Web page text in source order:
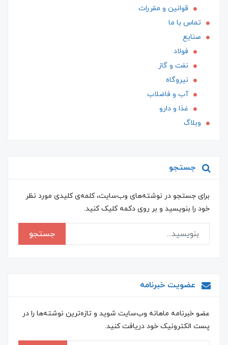
قوانین و مقررات
تماس با ما
صنایع
فولاد
نفت و گاز
نیروگاه
آب و فاضلاب
غذا و دارو
وبلاگ
جستجو
برای جستجو در نوشته‌های وب‌سایت، کلمه‌ی کلیدی مورد نظر
خود را بنویسید و بر روی دکمه کلیک کنید.
جستجو
عضویت خبرنامه
عضو خبرنامه ماهانه وب‌سایت شوید و تازه‌ترین نوشته‌ها را در
پست الکترونیک خود دریافت کنید.